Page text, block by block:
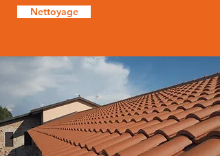
Nettoyage